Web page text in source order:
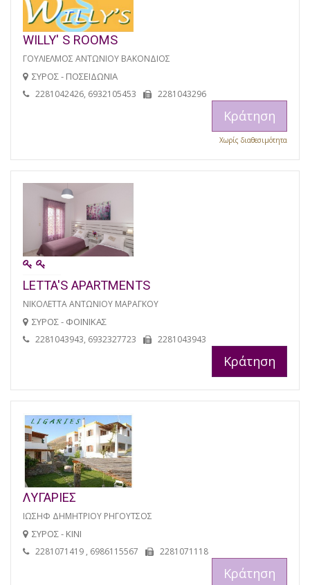
WILLY' S ROOMS
ΓΟΥΛΙΕΛΜΟΣ ΑΝΤΩΝΙΟΥ ΒΑΚΟΝΔΙΟΣ
ΣΥΡΟΣ - ΠΟΣΕΙΔΩΝΙΑ
2281042426, 6932105453 2281043296
Κράτηση
Χωρίς διαθεσιμότητα
LETTA'S APARTMENTS
ΝΙΚΟΛΕΤΤΑ ΑΝΤΩΝΙΟΥ ΜΑΡΑΓΚΟΥ
ΣΥΡΟΣ - ΦΟΙΝΙΚΑΣ
2281043943, 6932327723 2281043943
Κράτηση
ΛΥΓΑΡΙΕΣ
ΙΩΣΗΦ ΔΗΜΗΤΡΙΟΥ ΡΗΓΟΥΤΣΟΣ
ΣΥΡΟΣ - ΚΙΝΙ
2281071419 , 6986115567 2281071118
Κράτηση